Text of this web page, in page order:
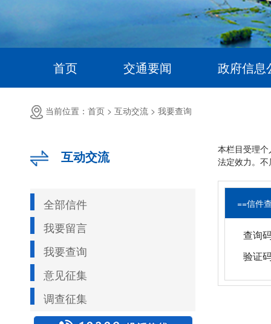
首页 交通要闻 政府信息
当前位置：首页 > 互动交流 > 我要查询
互动交流
全部信件
我要留言
我要查询
意见征集
调查征集
本栏目受理
法定效力。
==信件
查询
验证